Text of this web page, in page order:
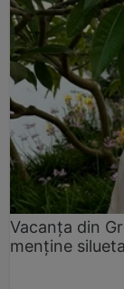
Vacanța din
menține